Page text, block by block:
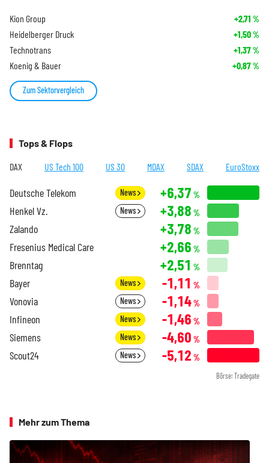
Kion Group +2,71 %
Heidelberger Druck +1,50%
Technotrans +1,37%
Koenig & Bauer +0,87%
Zum Sektorvergleich
Tops & Flops
DAX US Tech 100 US 30 MDAX SDAX EuroStoxx
Deutsche Telekom News +6,37 %
Henkel Vz. News +3,88 %
Zalando +3,78 %
Fresenius Medical Care +2,66 %
Brenntag +2,51 %
Bayer News -1,11 %
Vonovia News -1,14%
Infineon News -1,46 %
Siemens News -4,60 %
Scout24 News -5,12 %
Börse: Tradegate
Mehr zum Thema